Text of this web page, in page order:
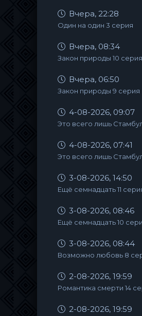
Вчера, 22:28
Один на один 3 серия
Вчера, 08:34
Закон природы 10 серия
Вчера, 06:50
Закон природы 9 серия
4-08-2026, 09:07
Это всего лишь
4-08-2026, 07:41
Это всего лишь
3-08-2026, 14:50
Ещё семнадцать 11
3-08-2026, 08:46
Ещё семнадцать 10
3-08-2026, 08:44
Возможно любовь 8
2-08-2026, 19:59
Романтика смерти 14
2-08-2026, 19:59